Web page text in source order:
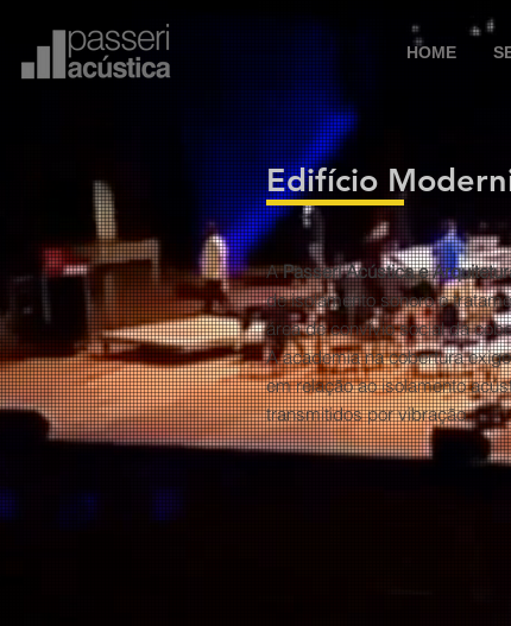
HOME
Edifício
APasseri Acústica e
de isolamento sonoro e
área de convívio social da
A academia na cobertura
em relação ao isolamento
transmitidos por vibração.